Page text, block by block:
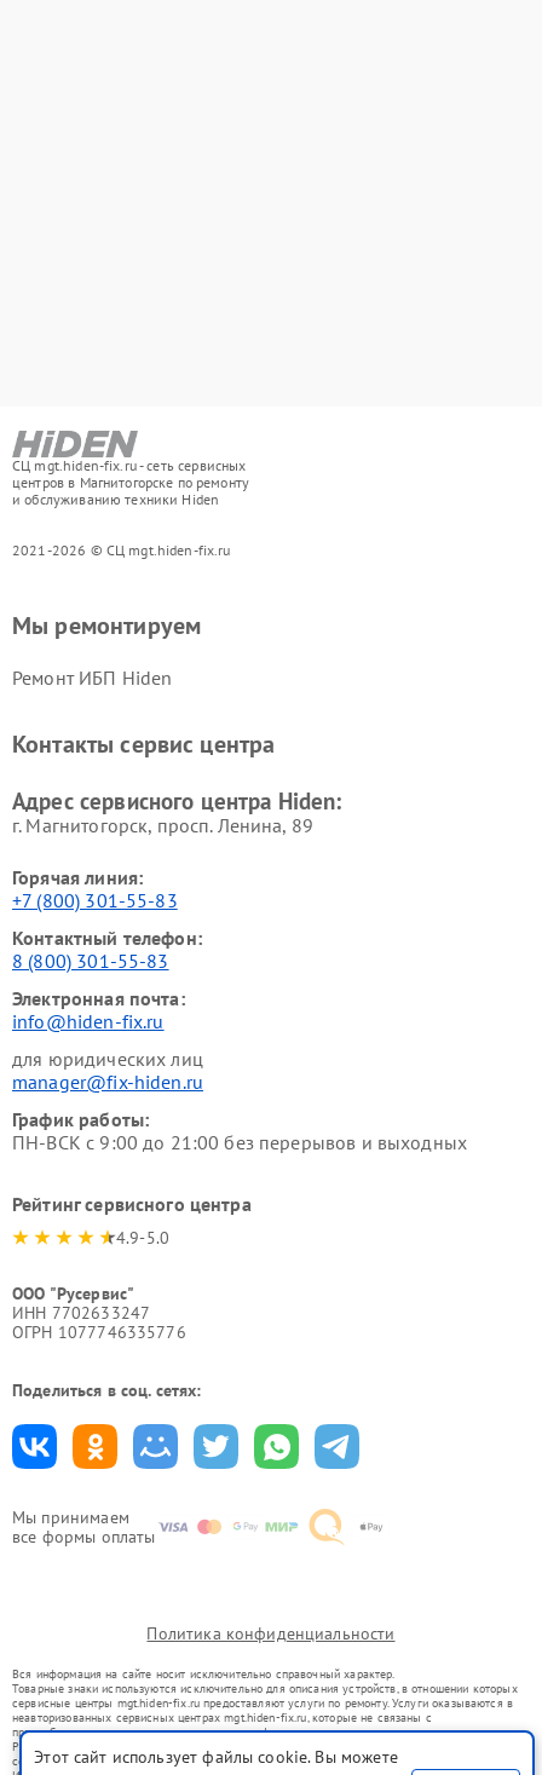
СЦ mgt.hiden-fix.ru - сеть сервисных
центров в Магнитогорске по ремонту
и обслуживанию техники Hiden
2021-2026 © СЦ mgt.hiden-fix.ru
Мы принимаем
все формы оплаты
Мы ремонтируем
Ремонт ИБП Hiden
Контакты сервис центра
Адрес сервисного центра Hiden:
г. Магнитогорск, просп. Ленина, 89
Горячая линия:
+7 (800) 301-55-83
Контактный телефон:
8 (800) 301-55-83
Электронная почта:
info@hiden-fix.ru
для юридических лиц
manager@fix-hiden.ru
График работы:
ПН-ВСК с 9:00 до 21:00 без перерывов и выходных
Рейтинг сервисного центра
4.9-5.0
ООО "Русервис"
ИНН 7702633247
ОГРН 1077746335776
Поделиться в соц. сетях:
Политика конфиденциальности
Вся информация на сайте носит исключительно справочный характер.
Товарные знаки используются исключительно для описания устройств, в отношении которых
сервисные центры mgt.hiden-fix.ru предоставляют услуги по ремонту. Услуги оказываются в
неавторизованных сервисных центрах mgt.hiden-fix.ru, которые не связаны с
правообладателями товарных знаков или их официальными представителями.
Ремонт осуществляется для устройств, уже введенных в гражданский оборот в соответствии
со статьей 1487 ГК РФ.
Этот сайт использует файлы cookie. Вы можете